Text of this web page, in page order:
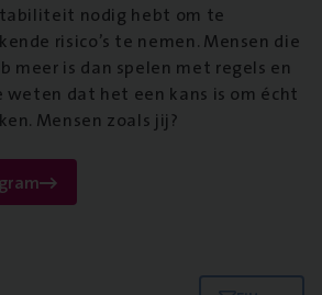
nodig hebt om te
risico’s te nemen. Mensen die
meer is dan spelen met regels en
weten dat het een kans is om écht
Mensen zoals jij?